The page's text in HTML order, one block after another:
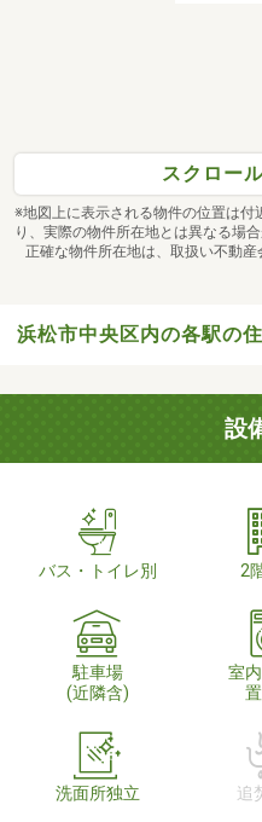
スクロー
※地図上に表示される物件の位置は
り、実際の物件所在地とは異なる場合
正確な物件所在地は、取扱い不動産
浜松市中央区内の各駅の
設
バス・トイレ別 2
駐車場
(近隣含)
室
洗面所独立 追